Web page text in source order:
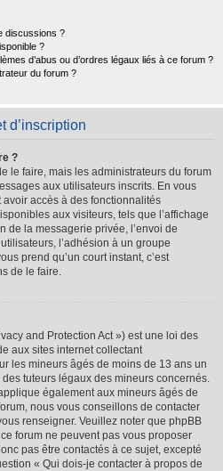
discussions ?
?
d’abus ou d’ordres légaux liés à ce forum ?
du forum ?
d’inscription
?
le faire, mais les administrateurs du forum
aux utilisateurs inscrits. En vous
accès à des fonctionnalités
aux visiteurs, tels que l’affichage
de la messagerie privée, l’envoi de
l’adhésion à un groupe
prend qu’un court instant, c’est
de le faire.
and Protection Act ») est une loi des
aux sites internet collectant
les mineurs âgés de moins de 13 ans un
tuteurs légaux des mineurs concernés.
également aux mineurs âgés de
nous vous conseillons de contacter
renseigner. Veuillez noter que phpBB
forum ne peuvent pas vous proposer
pas être contactés à ce sujet, excepté
« Qui dois-je contacter à propos de